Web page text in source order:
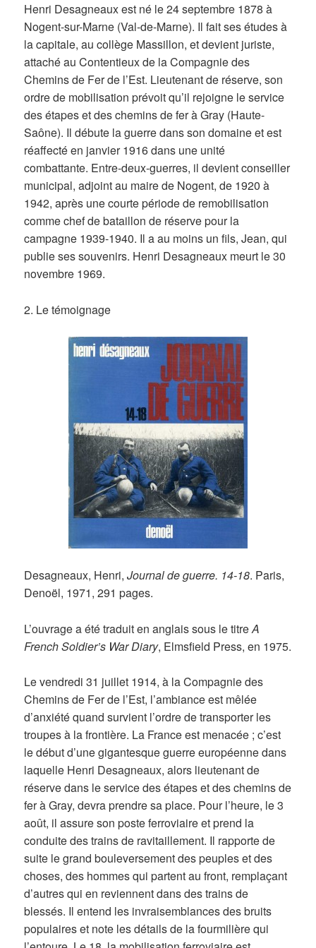
Henri Desagneaux est né le 24 septembre 1878 à
Nogent-sur-Marne (Val-de-Marne). Il fait ses études à
la capitale, au collège Massillon, et devient juriste,
attaché au Contentieux de la Compagnie des
Chemins de Fer de l’Est. Lieutenant de réserve, son
ordre de mobilisation prévoit qu’il rejoigne le service
des étapes et des chemins de fer à Gray (Haute-
Saône). Il débute la guerre dans son domaine et est
réaffecté en janvier 1916 dans une unité
combattante. Entre-deux-guerres, il devient conseiller
municipal, adjoint au maire de Nogent, de 1920 à
1942, après une courte période de remobilisation
comme chef de bataillon de réserve pour la
campagne 1939-1940. Il a au moins un fils, Jean, qui
publie ses souvenirs. Henri Desagneaux meurt le 30
novembre 1969.
2. Le témoignage
Desagneaux, Henri,Journal de guerre. 14-18. Paris,
Denoël, 1971, 291 pages.
L’ouvrage a été traduit en anglais sous le titreA
French Soldier’s War Diary, Elmsfield Press, en 1975.
Le vendredi 31 juillet 1914, à la Compagnie des
Chemins de Fer de l’Est, l’ambiance est mêlée
d’anxiété quand survient l’ordre de transporter les
troupes à la frontière. La France est menacée ; c’est
le début d’une gigantesque guerre européenne dans
laquelle Henri Desagneaux, alors lieutenant de
réserve dans le service des étapes et des chemins de
fer à Gray, devra prendre sa place. Pour l’heure, le 3
août, il assure son poste ferroviaire et prend la
conduite des trains de ravitaillement. Il rapporte de
suite le grand bouleversement des peuples et des
choses, des hommes qui partent au front, remplaçant
d’autres qui en reviennent dans des trains de
blessés. Il entend les invraisemblances des bruits
populaires et note les détails de la fourmilière qui